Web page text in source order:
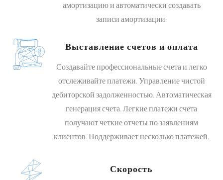
амортизацию и автоматически создавать
записи амортизации.
Выставление счетов и оплата
Создавайте профессиональные счета и легко
отслеживайте платежи. Управление чистой
дебиторской задолженностью. Автоматическая
генерация счета. Легкие платежи счета
получают четкие отчеты по заявлениям
клиентов. Поддерживает несколько платежей.
Скорость